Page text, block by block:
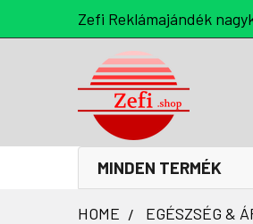
Zefi Reklámajándék
MINDEN TERMÉK
HOME EGÉSZSÉG &